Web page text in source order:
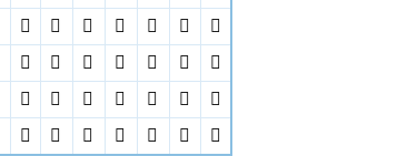
     

     

     

      